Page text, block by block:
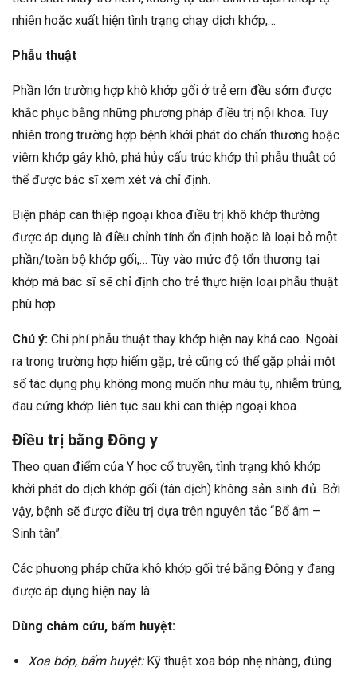
nhiên hoặc xuất hiện tình trạng chạy dịch khớp,…
Phẫu thuật
Phần lớn trường hợp khô khớp gối ở trẻ em đều sớm được
khắc phục bằng những phương pháp điều trị nội khoa. Tuy
nhiên trong trường hợp bệnh khới phát do chấn thương hoặc
viêm khớp gây khô, phá hủy cấu trúc khớp thì phẫu thuật có
thể được bác sĩ xem xét và chỉ định.
Biện pháp can thiệp ngoại khoa điều trị khô khớp thường
được áp dụng là điều chỉnh tính ổn định hoặc là loại bỏ một
phần/toàn bộ khớp gối,… Tùy vào mức độ tổn thương tại
khớp mà bác sĩ sẽ chỉ định cho trẻ thực hiện loại phẫu thuật
phù hợp.
Chú ý: Chi phí phẫu thuật thay khớp hiện nay khá cao. Ngoài
ra trong trường hợp hiếm gặp, trẻ cũng có thể gặp phải một
số tác dụng phụ không mong muốn như máu tụ, nhiễm trùng,
đau cứng khớp liên tục sau khi can thiệp ngoại khoa.
Điều trị bằng Đông y
Theo quan điểm của Y học cổ truyền, tình trạng khô khớp
khởi phát do dịch khớp gối (tân dịch) không sản sinh đủ. Bởi
vậy, bệnh sẽ được điều trị dựa trên nguyên tắc “Bổ âm –
Sinh tân”.
Các phương pháp chữa khô khớp gối trẻ bằng Đông y đang
được áp dụng hiện nay là:
Dùng châm cứu, bấm huyệt:
Xoa bóp, bấm huyệt:Kỹ thuật xoa bóp nhẹ nhàng, đúng